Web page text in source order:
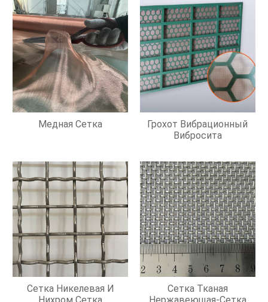
Медная Сетка
Грохот Вибрационный
Вибросита
Сетка Никелевая И
Нихром Сетка
Сетка Тканая
Нержавеющая-Сетка